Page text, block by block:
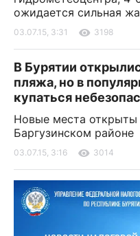
ожидается сильная
03.07.15, 3:31 3198
В Бурятии
пляжа, но в
купаться
Новые места открыты
Баргузинском районе
03.07.15, 3:16 3014